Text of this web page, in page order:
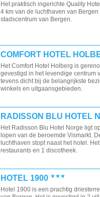
Het praktisch ingerichte Quality
4 km van de luchthaven van
stadscentrum van Bergen.
COMFORT HOTEL
Het Comfort Hotel Holberg is
gevestigd in het levendige centrum
tevens dicht bij de belangrijkste
winkels en uitgaansgebieden.
RADISSON BLU HOTEL
Het Radisson Blu Hotel Norge ligt
lopen van de beroemde Vismarkt.
luchthaven stopt naast het hotel.
restaurants en 1 discotheek.
HOTEL 1900
Hotel 1900 is een prachtig